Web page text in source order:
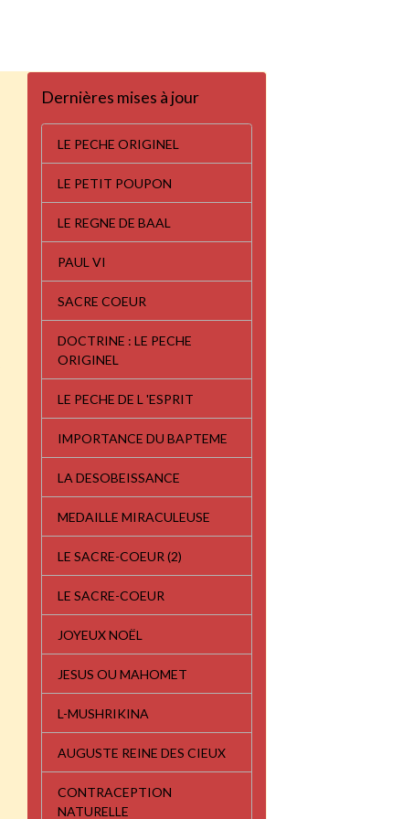
Dernières mises à jour
LE PECHE ORIGINEL
LE PETIT POUPON
LE REGNE DE BAAL
PAUL VI
SACRE COEUR
DOCTRINE : LE PECHE
ORIGINEL
LE PECHE DE L 'ESPRIT
IMPORTANCE DU BAPTEME
LA DESOBEISSANCE
MEDAILLE MIRACULEUSE
LE SACRE-COEUR (2)
LE SACRE-COEUR
JOYEUX NOËL
JESUS OU MAHOMET
L-MUSHRIKINA
AUGUSTE REINE DES CIEUX
CONTRACEPTION
NATURELLE